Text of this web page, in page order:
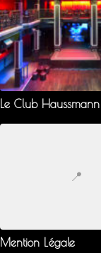
Le Club Haussmann
📍
Mention Légale